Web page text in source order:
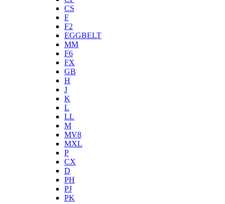
CS
F
F2
EGGBELT
MM
F6
FX
GB
H
J
K
L
LL
M
MV8
MXL
P
CX
D
PH
PJ
PK